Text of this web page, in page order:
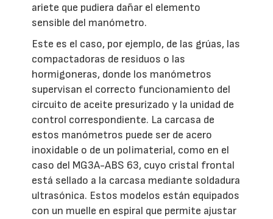
ariete que pudiera dañar el elemento
sensible del manómetro.
Este es el caso, por ejemplo, de las grúas, las
compactadoras de residuos o las
hormigoneras, donde los manómetros
supervisan el correcto funcionamiento del
circuito de aceite presurizado y la unidad de
control correspondiente. La carcasa de
estos manómetros puede ser de acero
inoxidable o de un polimaterial, como en el
caso del MG3A-ABS 63, cuyo cristal frontal
está sellado a la carcasa mediante soldadura
ultrasónica. Estos modelos están equipados
con un muelle en espiral que permite ajustar